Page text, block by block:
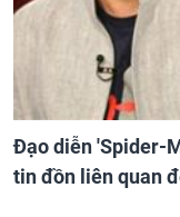
Đạo diễn 'Spider-
tin đồn liên quan